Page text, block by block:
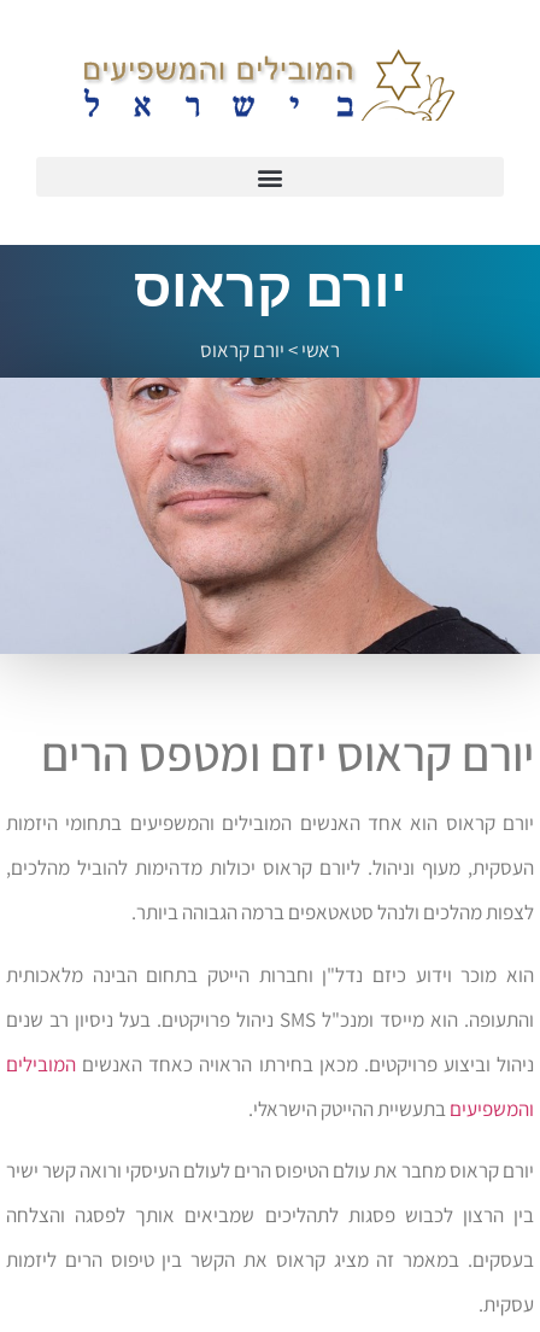
יורם קראוס
ראשי>יורם קראוס
יורם קראוס יזם ומטפס הרים
יורם קראוס הוא אחד האנשים המובילים והמשפיעים בתחומי היזמות
העסקית, מעוף וניהול. ליורם קראוס יכולות מדהימות להוביל מהלכים,
לצפות מהלכים ולנהל סטאטאפים ברמה הגבוהה ביותר.
הוא מוכר וידוע כיזם נדל"ן וחברות הייטק בתחום הבינה מלאכותית
והתעופה. הוא מייסד ומנכ"ל SMS ניהול פרויקטים. בעל ניסיון רב שנים
ניהול וביצוע פרויקטים. מכאן בחירתו הראויה כאחד האנשים המובילים
והמשפיעיםבתעשיית ההייטק הישראלי.
יורם קראוס מחבר את עולם הטיפוס הרים לעולם העיסקי ורואה קשר ישיר
בין הרצון לכבוש פסגות לתהליכים שמביאים אותך לפסגה והצלחה
בעסקים. במאמר זה מציג קראוס את הקשר בין טיפוס הרים ליזמות
עסקית.